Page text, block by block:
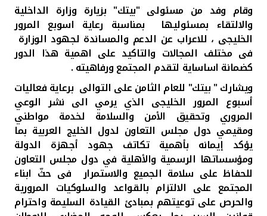
تركيا
مصر
المملكة المتحدة
مملكة البحرين
وقام وفد من مسئولى "بيتك" بزيارة وزارة الداخلية
والالتقاء بمسئوليها بمناسبة رعاية اسوبع المرور
الخليجى ، للاعراب عن الدعم والمساندة لجهود الوزارة
فى مختلف المجالات والتاكيد على اهمية هذا الدور
كضمانة اساساية لتقدم المجتمع ورفاهيته .
ويشارك " بيتك" للعام الثامن على التوالى برعاية فعاليات
أسبوع المرور الخليجى الذي يرمي الى نشر الوعي
المروري وتحقيق الأمن والسلامة لخدمة مواطني
ومقيمي دول مجلس التعاون لدول الخليج العربية بما
يؤكد إيمانه بأهمية تكاتف جهود أجهزة الدولة
ومؤسساتها الرسمية والأهلية في دول مجلس التعاون
للحفاظ على سلامة الجميع والاستمرار فى حثّ ابناء
المجتمع على الالتزام بالقواعد والسلوكيات المرورية
والحرص على توعيتهم بمبادئ القيادة السليمة واحترام